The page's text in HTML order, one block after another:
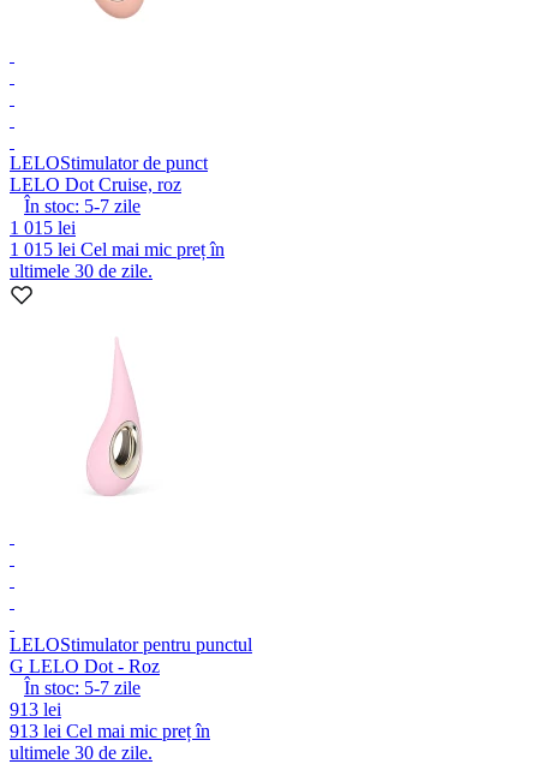
LELOStimulator de punct
LELO Dot Cruise, roz
În stoc: 5-7 zile
1 015 lei
1 015 lei Cel mai mic preț în
ultimele 30 de zile.
LELOStimulator pentru punctul
G LELO Dot - Roz
În stoc: 5-7 zile
913 lei
913 lei Cel mai mic preț în
ultimele 30 de zile.